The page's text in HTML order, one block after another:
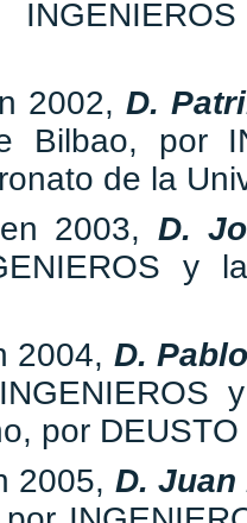
2002, D.
Bilbao, por
de la
2003, D.
y
2004, D.
por DEUSTO
2005, D.